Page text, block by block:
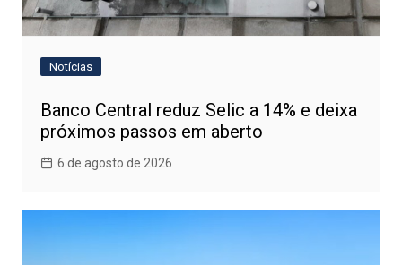
Notícias
Banco Central reduz Selic a 14% e deixa
próximos passos em aberto
6 de agosto de 2026